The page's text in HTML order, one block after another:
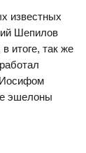
известных
Шепилов
итоге, так же
Иосифом
эшелоны